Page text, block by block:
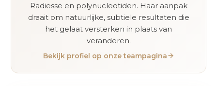
Radiesse en polynucleotiden. Haar aanpak
draait om natuurlijke, subtiele resultaten die
het gelaat versterken in plaats van
veranderen.
Bekijk profiel op onze teampagina